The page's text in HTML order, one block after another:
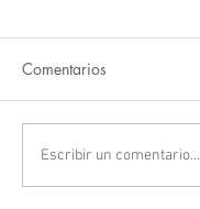
Comentarios
Escribir un comentario...